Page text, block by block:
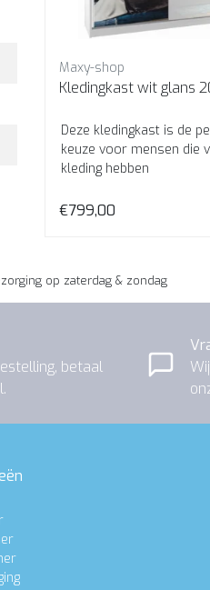
Maxy-shop
Deze kledingkast is de
keuze voor mensen die
kleding hebben
€799,00
op zaterdag & zondag
betaal